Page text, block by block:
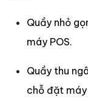
Quầy nhỏ
máy POS.
Quầy thu
chỗ đặt